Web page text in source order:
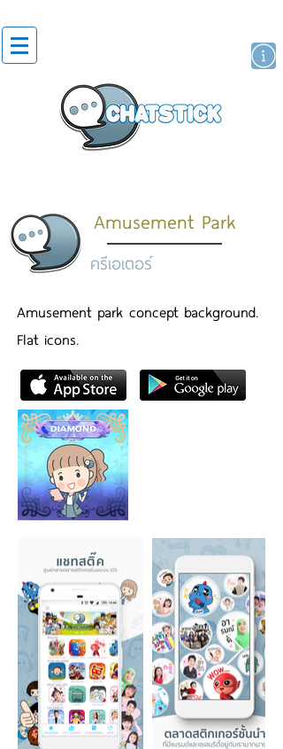
Amusement Park
ครีเอเตอร์
Amusement park concept background.
Flat icons.